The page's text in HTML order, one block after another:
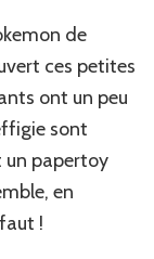
de
404
de
ces petites
ont un peu
sont
un papertoy
en
!